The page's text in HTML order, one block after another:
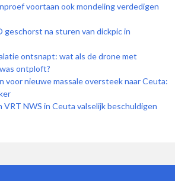
voortaan ook mondeling verdedigen
geschorst na sturen van dickpic in
ontsnapt: wat als de drone met
ontploft?
voor nieuwe massale oversteek naar Ceuta:
NWS in Ceuta valselijk beschuldigen